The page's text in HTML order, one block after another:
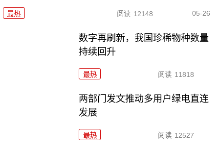
最热 阅读 12148 05-26
数字再刷新，我国珍稀物种数量
持续回升
最热 阅读 11818
两部门发文推动多用户绿电直连
发展
最热 阅读 12527